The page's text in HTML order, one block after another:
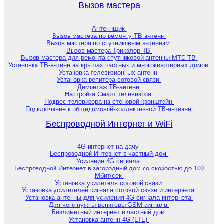
Вызов мастера
Антеннщик
Вызов мастера по ремонту ТВ антенн
Вызов мастера по спутниковым антеннам
Вызов мастера Триколор ТВ
Вызов мастера для ремонта спутниковой антенны МТС ТВ
Установка ТВ-антенн на крышах частных и многоквартирных домов
Установка телевизионных антенн
Установка репитера сотовой связи
Демонтаж ТВ-антенн
Настройка Смарт телевизора
Подвес телевизора на стеновой кронштейн
Подключение к общедомовой-коллективной ТВ-антенне
Беспроводной Интернет и WiFi
4G интернет на дачу
Беспроводной Интернет в частный дом
Усиление 4G сигнала
Беспроводной Интернет в загородный дом со скоростью до 100
Мбит/сек
Установка усилителя сотовой связи
Установка усилителей сигнала сотовой связи и интернета
Установка антенны для усиления 4G сигнала интернета
Для чего нужны репитеры GSM сигнала
Безлимитный интернет в частный дом
Установка антенн 4G (LTE)